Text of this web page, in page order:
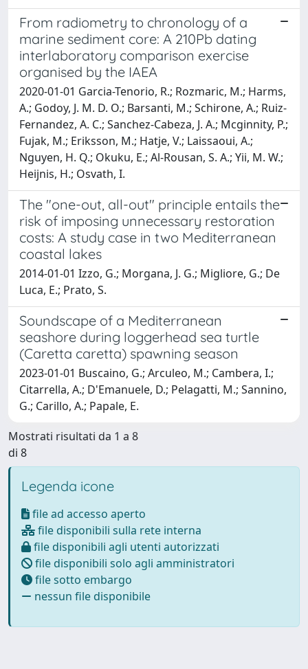
From radiometry to chronology of a
marine sediment core: A 210Pb dating
interlaboratory comparison exercise
organised by the IAEA
2020-01-01 Garcia-Tenorio, R.; Rozmaric, M.; Harms,
A.; Godoy, J. M. D. O.; Barsanti, M.; Schirone, A.; Ruiz-
Fernandez, A. C.; Sanchez-Cabeza, J. A.; Mcginnity, P.;
Fujak, M.; Eriksson, M.; Hatje, V.; Laissaoui, A.;
Nguyen, H. Q.; Okuku, E.; Al-Rousan, S. A.; Yii, M. W.;
Heijnis, H.; Osvath, I.
The "one-out, all-out" principle entails the
risk of imposing unnecessary restoration
costs: A study case in two Mediterranean
coastal lakes
2014-01-01 Izzo, G.; Morgana, J. G.; Migliore, G.; De
Luca, E.; Prato, S.
Soundscape of a Mediterranean
seashore during loggerhead sea turtle
(Caretta caretta) spawning season
2023-01-01 Buscaino, G.; Arculeo, M.; Cambera, I.;
Citarrella, A.; D'Emanuele, D.; Pelagatti, M.; Sannino,
G.; Carillo, A.; Papale, E.
Mostrati risultati da 1 a 8
di 8
Legenda icone
file ad accesso aperto
file disponibili sulla rete interna
file disponibili agli utenti autorizzati
file disponibili solo agli amministratori
file sotto embargo
nessun file disponibile